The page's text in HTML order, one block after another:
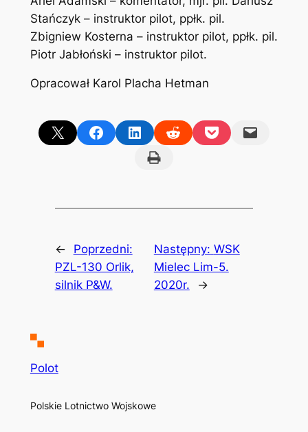
Stańczyk – instruktor pilot, ppłk. pil.
Zbigniew Kosterna – instruktor pilot, ppłk. pil.
Piotr Jabłoński – instruktor pilot.
Opracował Karol Placha Hetman
Share on X Share on FacebookShare on LinkedInShare on RedditShare on PocketEmail this Page
Print this Page
←
Poprzedni:
PZL-130 Orlik,
silnik P&W.
Następny: WSK
Mielec Lim-5.
2020r.
→
Polot
Polskie Lotnictwo Wojskowe